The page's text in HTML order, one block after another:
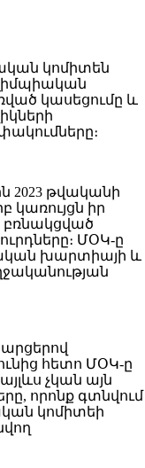
կոմիտեն
կասեցումը և
2023 թվականի
կառույցն իր
բռնակցված
ՄՕԿ-ը
խարտիայի և
հետո ՄՕԿ-ը
չկան այն
որոնք գտնվում
կոմիտեի